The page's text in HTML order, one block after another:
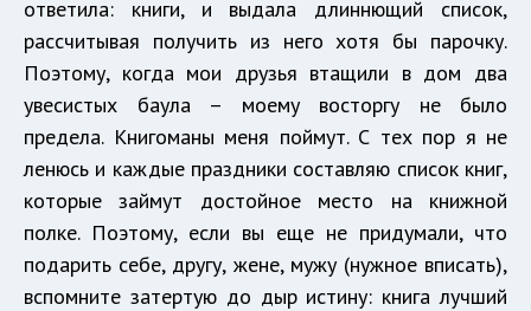
ответила: книги, и выдала длиннющий список,
рассчитывая получить из него хотя бы парочку.
Поэтому, когда мои друзья втащили в дом два
увесистых баула – моему восторгу не было
предела. Книгоманы меня поймут. С тех пор я не
ленюсь и каждые праздники составляю список книг,
которые займут достойное место на книжной
полке. Поэтому, если вы еще не придумали, что
подарить себе, другу, жене, мужу (нужное вписать),
вспомните затертую до дыр истину: книга лучший